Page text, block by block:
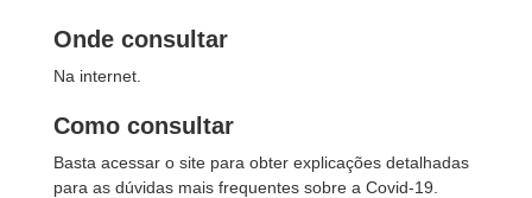
Onde consultar
Na internet.
Como consultar
Basta acessar o site para obter explicações detalhadas
para as dúvidas mais frequentes sobre a Covid-19.